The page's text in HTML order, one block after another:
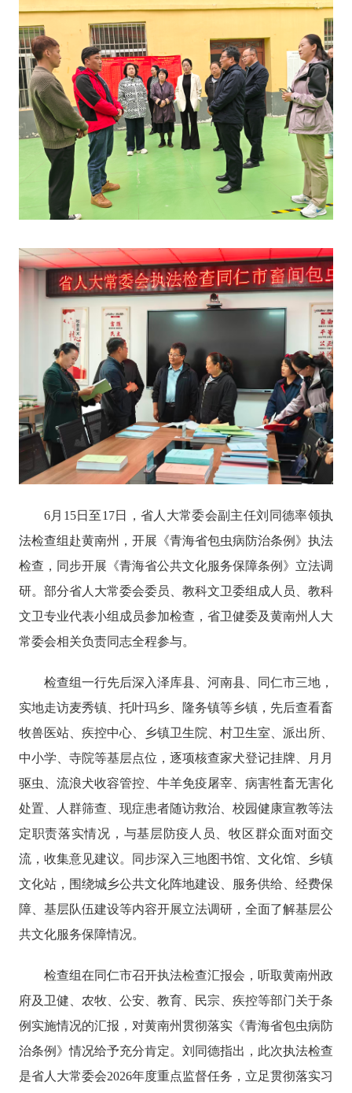
6月15日至17日，省人大常委会副主任刘同德率领执
法检查组赴黄南州，开展《青海省包虫病防治条例》执法
检查，同步开展《青海省公共文化服务保障条例》立法调
研。部分省人大常委会委员、教科文卫委组成人员 、教科
文卫专业代表小组成员参加检查 ，省卫健委及黄南州人大
常委会相关负责同志全程参与。
检查组一行先后深入泽库县、河南县、同仁市三地，
实地走访麦秀镇、托叶玛乡、隆务镇等乡镇，先后查看畜
牧兽医站、疾控中心、乡镇卫生院、村卫生室、派出所、
中小学、寺院等基层点位，逐项核查家犬登记挂牌、月月
驱虫、流浪犬收容管控、牛羊免疫屠宰、病害牲畜无害化
处置、人群筛查、现症患者随访救治、校园健康宣教等法
定职责落实情况，与基层防疫人员、牧区群众面对面交
流，收集意见建议。同步深入三地图书馆、文化馆、乡镇
文化站，围绕城乡公共文化阵地建设、服务供给、经费保
障、基层队伍建设等内容开展立法调研，全面了解基层公
共文化服务保障情况。
检查组在同仁市召开执法检查汇报会，听取黄南州政
府及卫健、农牧、公安、教育、民宗、疾控等部门关于条
例实施情况的汇报， 对黄南州贯彻落实 《青海省包虫病防
治条例》情况给予充分肯定。刘同德指出， 此次执法检查
是省人大常委会2026年度重点监督任务，立足贯彻落实习